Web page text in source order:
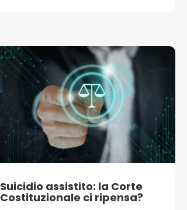
Suicidio assistito: la Corte
Costituzionale ci ripensa?